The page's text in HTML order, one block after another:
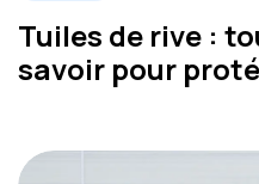
Tuiles de rive :
savoir pour